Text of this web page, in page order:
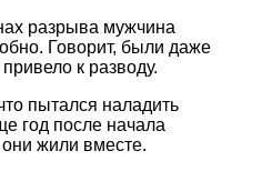
разрыва мужчина
Говорит, были даже
к разводу.
пытался наладить
год после начала
жили вместе.